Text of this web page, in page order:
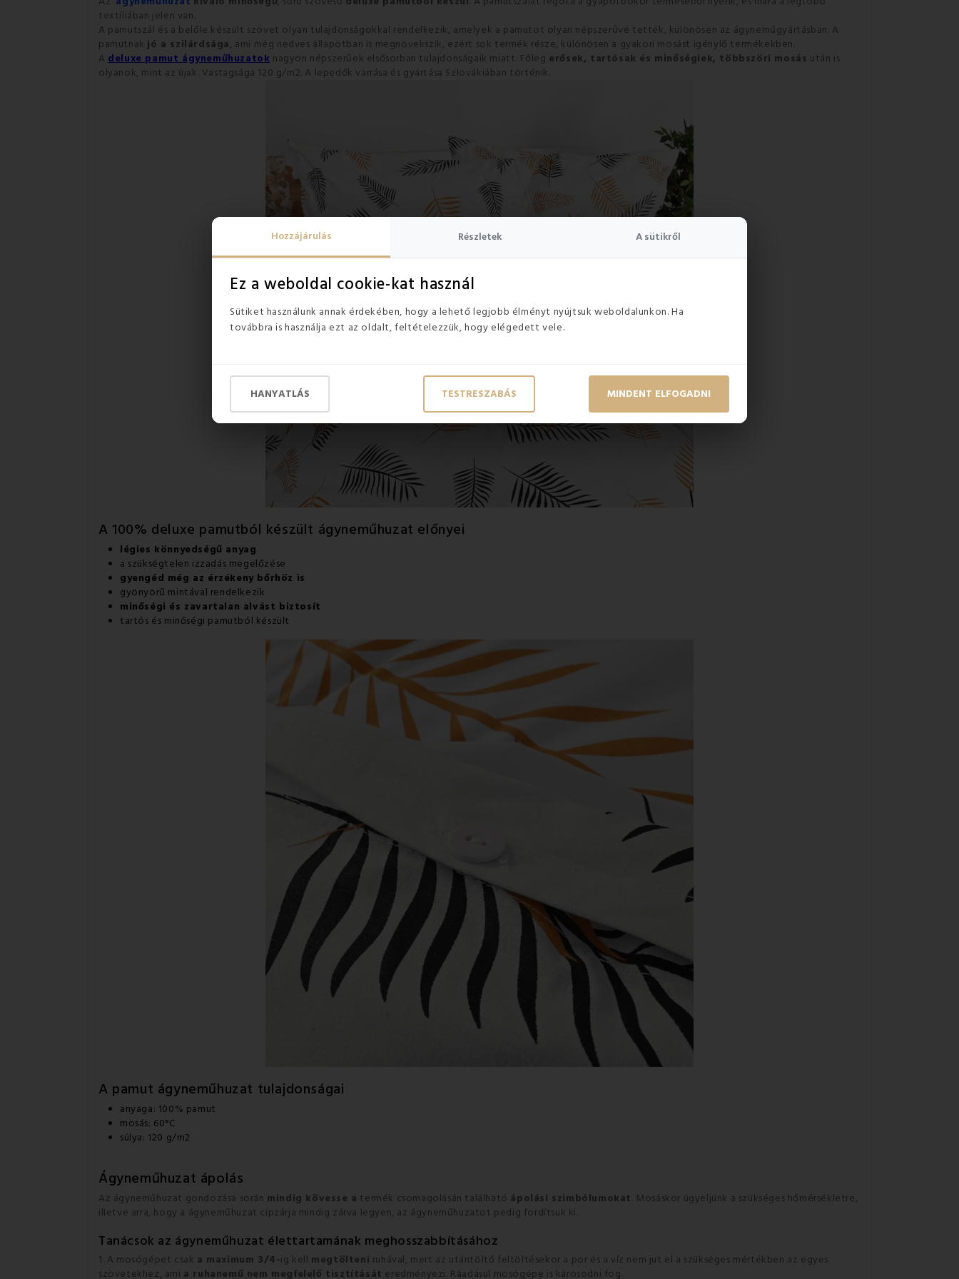
Hozzájárulás Részletek A sütikről
Ez a weboldal cookie-kat használ
Sütiket használunk annak érdekében, hogy a lehető legjobb élményt nyújtsuk weboldalunkon. Ha
továbbra is használja ezt az oldalt, feltételezzük, hogy elégedett vele.
HANYATLÁS TESTRESZABÁS MINDENT ELFOGADNI
textíliában jelen van.
A pamutszál és a belőle készült szövet olyan tulajdonságokkal rendelkezik, amelyek a pamutot olyan népszerűvé tették, különösen az ágyneműgyártásban. A
pamutnak jó a szilárdsága, ami még nedves állapotban is megnövekszik, ezért sok termék része, különösen a gyakori mosást igénylő termékekben.
Adeluxe pamut ágyneműhuzatok nagyon népszerűek elsősorban tulajdonságaik miatt. Főleg erősek, tartósak és minőségiek, többszöri mosás után is
olyanok, mint az újak. Vastagsága 120 g/m2. A lepedők varrása és gyártása Szlovákiában történik.
A 100% deluxe pamutból készült ágyneműhuzat előnyei
légies könnyedségű anyag
a szükségtelen izzadás megelőzése
gyengéd még az érzékeny bőrhöz is
gyönyörű mintával rendelkezik
minőségi és zavartalan alvást biztosít
tartós és minőségi pamutból készült
A pamut ágyneműhuzat tulajdonságai
anyaga: 100% pamut
mosás: 60°C
súlya: 120 g/m2
Ágyneműhuzat ápolás
Az ágyneműhuzat gondozása során mindig kövesse a termék csomagolásán található ápolási szimbólumokat. Mosáskor ügyeljünk a szükséges hőmérsékletre,
illetve arra, hogy a ágyneműhuzat cipzárja mindig zárva legyen, az ágyneműhuzatot pedig fordítsuk ki.
Tanácsok az ágyneműhuzat élettartamának meghosszabbításához
1. A mosógépet csak a maximum 3/4-ig kell megtölteni ruhával, mert az utántöltő feltöltésekor a por és a víz nem jut el a szükséges mértékben az egyes
szövetekhez, ami a ruhanemű nem megfelelő tisztítását eredményezi. Ráadásul mosógépe is károsodni fog.